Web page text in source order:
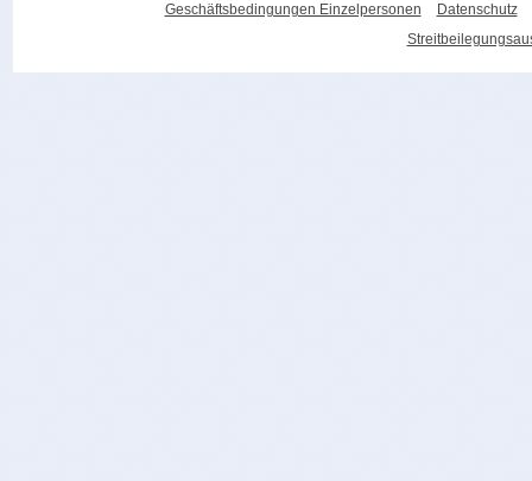
Geschäftsbedingungen Einzelpersonen
Datenschutz